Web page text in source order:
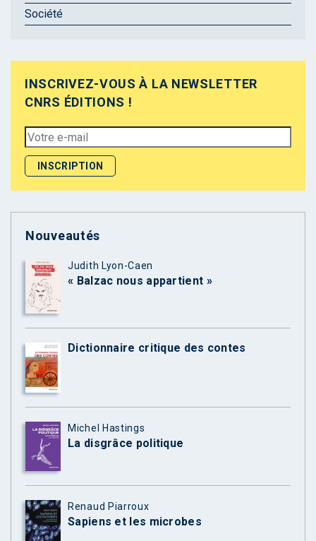
Société
INSCRIVEZ-VOUS À LA NEWSLETTER
CNRS ÉDITIONS !
Nouveautés
Judith Lyon-Caen
« Balzac nous appartient »
Dictionnaire critique des contes
Michel Hastings
La disgrâce politique
Renaud Piarroux
Sapiens et les microbes